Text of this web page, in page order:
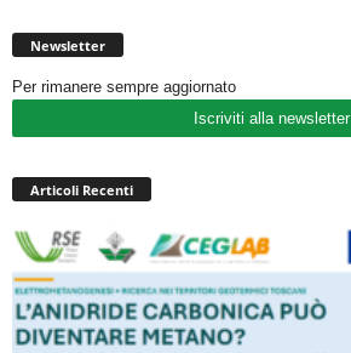
Newsletter
Per rimanere sempre aggiornato
Iscriviti alla newsletter
Articoli Recenti